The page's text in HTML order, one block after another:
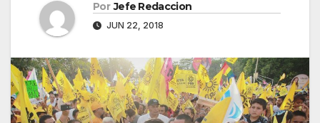
Por Jefe Redaccion
JUN 22, 2018